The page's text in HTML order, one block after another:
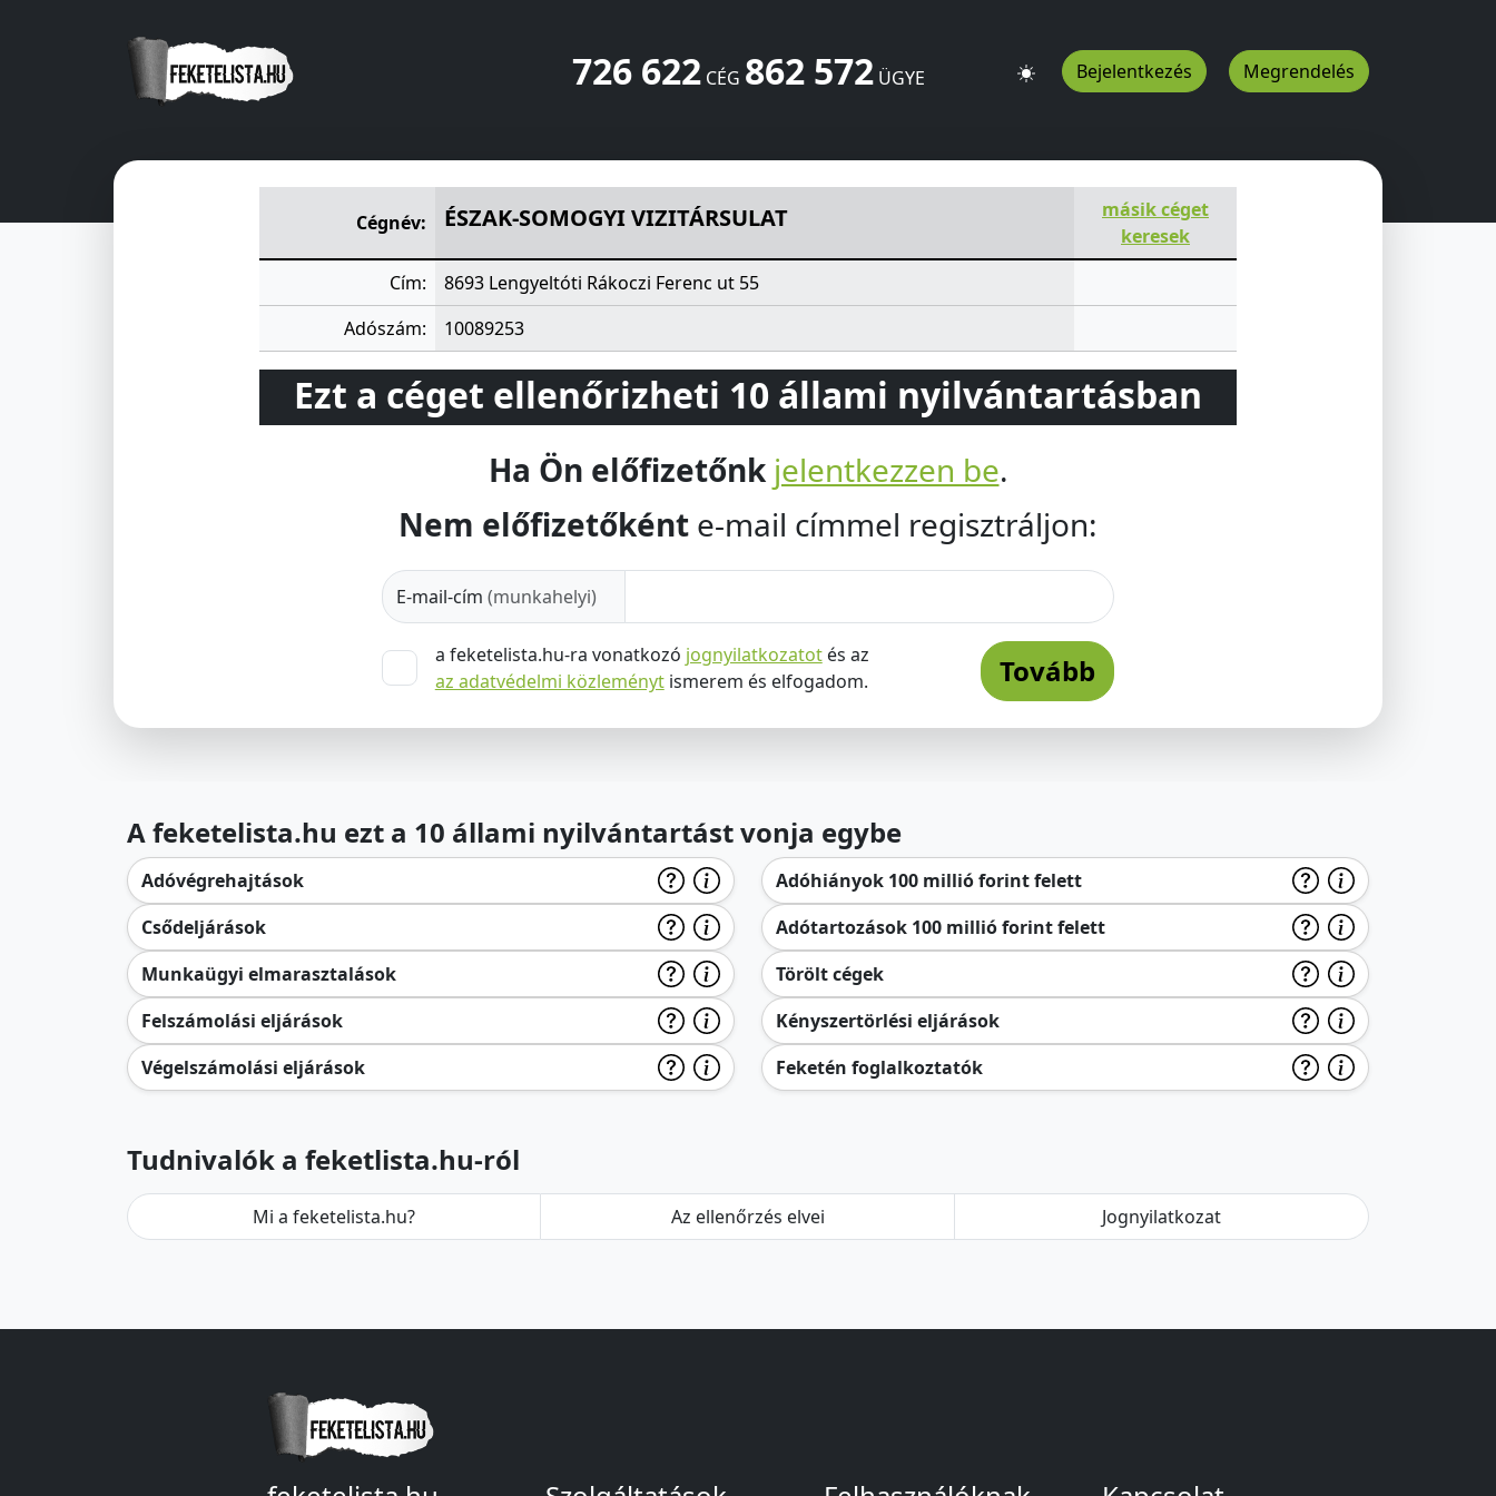
726 622CÉG 862 572ÜGYE Bejelentkezés Megrendelés
Cégnév:
ÉSZAK-SOMOGYI VIZITÁRSULAT
másik céget
keresek
Cím:
8693 Lengyeltóti Rákoczi Ferenc ut 55
Adószám:
10089253
Ezt a céget ellenőrizheti 10 állami nyilvántartásban
Ha Ön előfizetőnk jelentkezzen be.
Nem előfizetőként e-mail címmel regisztráljon:
E-mail-cím (munkahelyi)
a feketelista.hu-ra vonatkozó jognyilatkozatotés az
az adatvédelmi közleménytismerem és elfogadom. Tovább
A feketelista.hu ezt a 10 állami nyilvántartást vonja egybe
Adóvégrehajtások
Csődeljárások
Munkaügyi elmarasztalások
Felszámolási eljárások
Végelszámolási eljárások
Adóhiányok 100 millió forint felett
Adótartozások 100 millió forint felett
Törölt cégek
Kényszertörlési eljárások
Feketén foglalkoztatók
Tudnivalók a feketlista.hu-ról
Mi a feketelista.hu? Az ellenőrzés elvei Jognyilatkozat